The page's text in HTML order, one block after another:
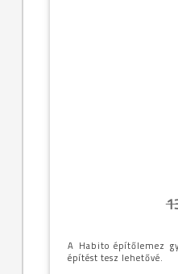
A Habito építőlemez
építést tesz lehetővé.